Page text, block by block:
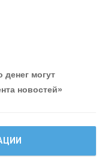
денег могут
новостей»